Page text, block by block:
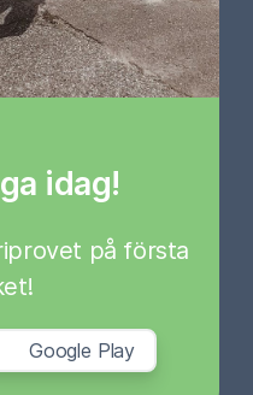
idag!
på första
Google Play